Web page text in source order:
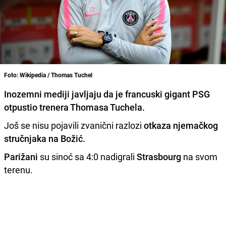
Foto: Wikipedia / Thomas Tuchel
Inozemni mediji javljaju da je francuski gigant PSG
otpustio treneraThomasa Tuchela.
Još se nisu pojavili zvanični razlozi otkaza njemačkog
stručnjaka na Božić.
Parižani su sinoć sa 4:0 nadigrali Strasbourg na svom
terenu.